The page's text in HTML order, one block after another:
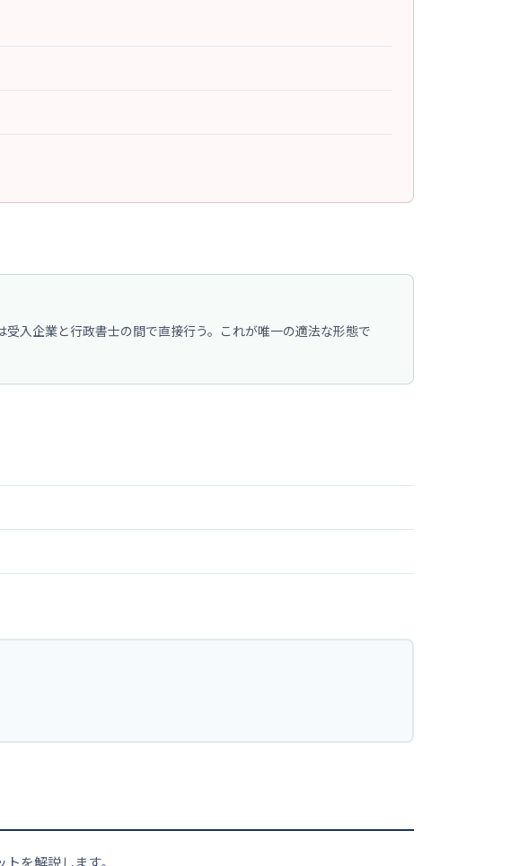
入企業と行政書士の間で直接行う。これが唯一の適法な形態で
を解説します。